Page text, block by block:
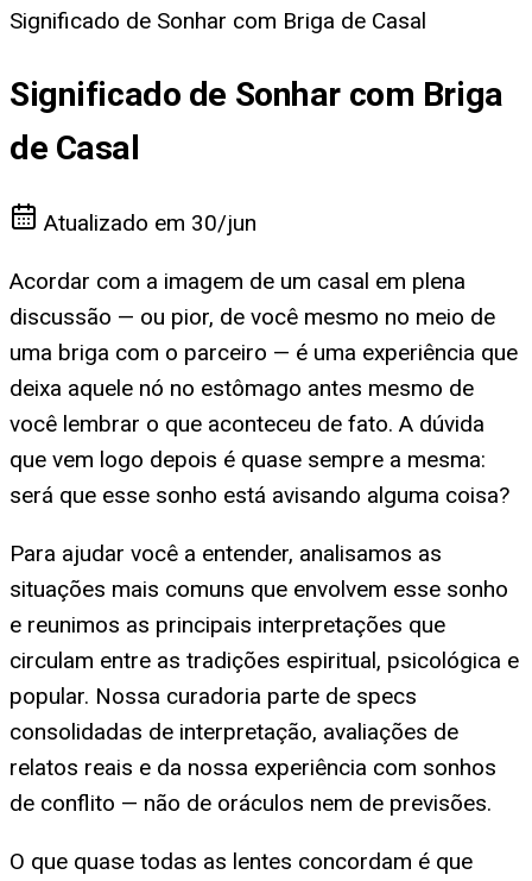
Significado de Sonhar com Briga de Casal
Significado de Sonhar com Briga
de Casal
Atualizado em 30/jun
Acordar com a imagem de um casal em plena
discussão — ou pior, de você mesmo no meio de
uma briga com o parceiro — é uma experiência que
deixa aquele nó no estômago antes mesmo de
você lembrar o que aconteceu de fato. A dúvida
que vem logo depois é quase sempre a mesma:
será que esse sonho está avisando alguma coisa?
Para ajudar você a entender, analisamos as
situações mais comuns que envolvem esse sonho
e reunimos as principais interpretações que
circulam entre as tradições espiritual, psicológica e
popular. Nossa curadoria parte de specs
consolidadas de interpretação, avaliações de
relatos reais e da nossa experiência com sonhos
de conflito — não de oráculos nem de previsões.
O que quase todas as lentes concordam é que